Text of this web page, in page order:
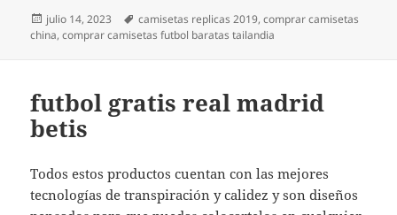
Publicado
el
julio 14, 2023 Etiquetas
camisetas replicas 2019,comprar camisetas
china,comprar camisetas futbol baratas tailandia
futbol gratis real madrid
betis
Todos estos productos cuentan con las mejores
tecnologías de transpiración y calidez y son diseños